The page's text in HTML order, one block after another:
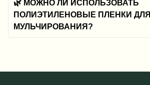
🌿 МОЖНО ЛИ ИСПОЛЬЗОВАТЬ
ПОЛИЭТИЛЕНОВЫЕ ПЛЕНКИ ДЛЯ
МУЛЬЧИРОВАНИЯ?